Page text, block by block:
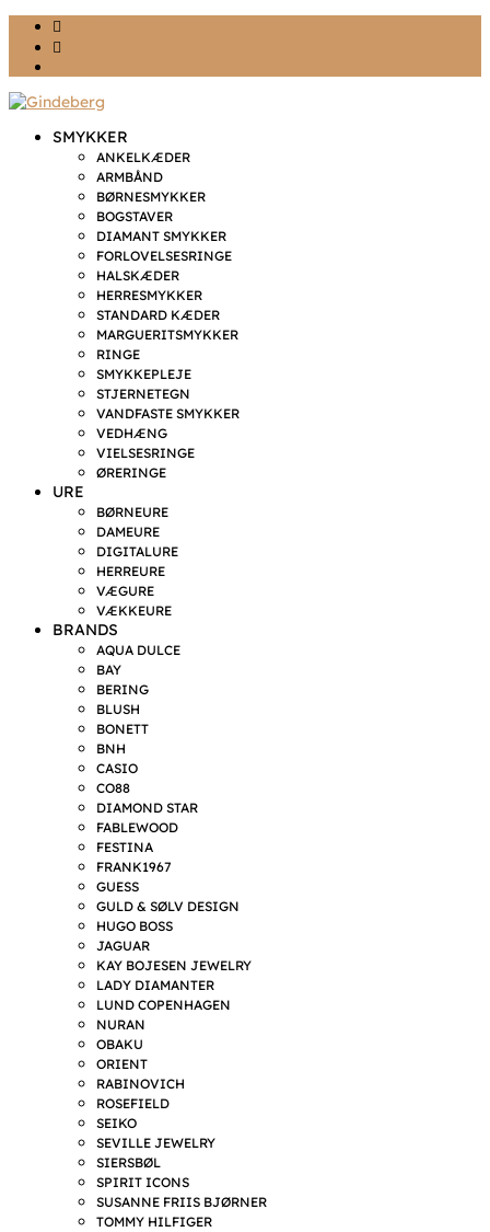
SMYKKER
ANKELKÆDER
ARMBÅND
BØRNESMYKKER
BOGSTAVER
DIAMANT SMYKKER
FORLOVELSESRINGE
HALSKÆDER
HERRESMYKKER
STANDARD KÆDER
MARGUERITSMYKKER
RINGE
SMYKKEPLEJE
STJERNETEGN
VANDFASTE SMYKKER
VEDHÆNG
VIELSESRINGE
ØRERINGE
URE
BØRNEURE
DAMEURE
DIGITALURE
HERREURE
VÆGURE
VÆKKEURE
BRANDS
AQUA DULCE
BAY
BERING
BLUSH
BONETT
BNH
CASIO
CO88
DIAMOND STAR
FABLEWOOD
FESTINA
FRANK1967
GUESS
GULD & SØLV DESIGN
HUGO BOSS
JAGUAR
KAY BOJESEN JEWELRY
LADY DIAMANTER
LUND COPENHAGEN
NURAN
OBAKU
ORIENT
RABINOVICH
ROSEFIELD
SEIKO
SEVILLE JEWELRY
SIERSBØL
SPIRIT ICONS
SUSANNE FRIIS BJØRNER
TOMMY HILFIGER